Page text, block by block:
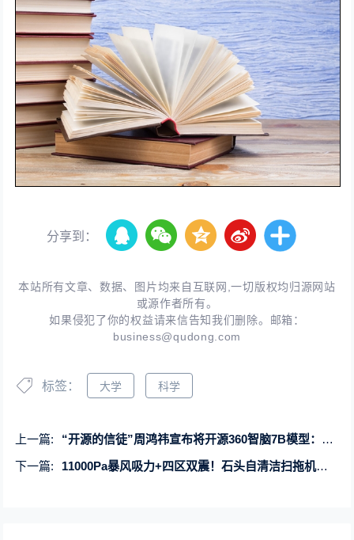
分享到：
本站所有文章、数据、图片均来自互联网,一切版权均归源网站
或源作者所有。
如果侵犯了你的权益请来信告知我们删除。邮箱：
business@qudong.com
标签： 大学 科学
上一篇:
“开源的信徒”周鸿祎宣布将开源360智脑7B模型：支持50万字长文本输入
下一篇:
11000Pa暴风吸力+四区双震！石头自清洁扫拖机器人G20S图赏